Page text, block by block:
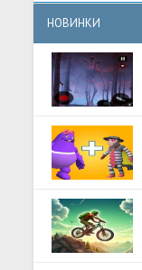
НОВИНКИ